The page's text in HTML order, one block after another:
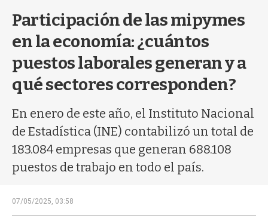
a
Participación de las mipymes
en la economía: ¿cuántos
puestos laborales generan y a
qué sectores corresponden?
En enero de este año, el Instituto Nacional
de Estadística (INE) contabilizó un total de
183.084 empresas que generan 688.108
puestos de trabajo en todo el país.
07/05/2025, 03:58